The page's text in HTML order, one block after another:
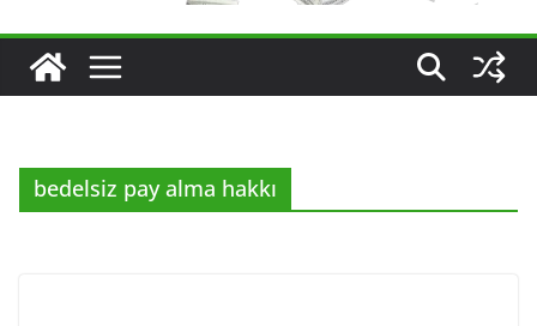
bedelsiz pay alma hakkı